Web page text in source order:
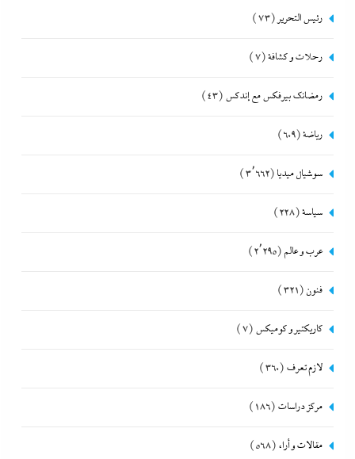
رئيس التحرير (73)
رحلات و كشافة(7)
رمضانك بيرفكس مع إندكس (43)
رياضة(609)
سوشيال ميديا (3٬662)
سياسة(228)
عرب و عالم (2٬295)
فنون (321)
كاريكتير و كوميكس (7)
لازم تعرف (360)
مركز دراسات (186)
مقالات و أراء (568)